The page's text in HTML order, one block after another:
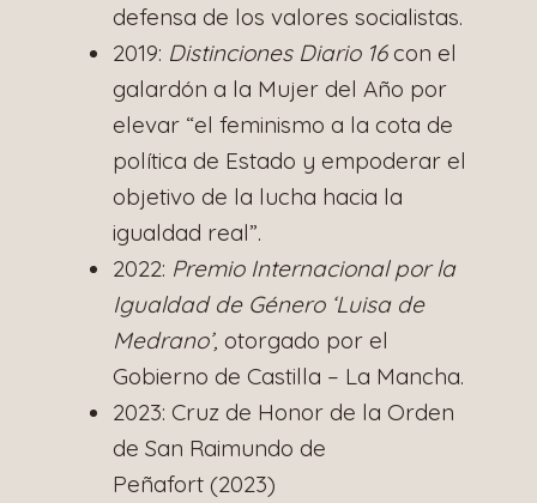
defensa de los valores socialistas.​
2019: Distinciones Diario 16con el
galardón a la Mujer del Año por
elevar “el feminismo a la cota de
política de Estado y empoderar el
objetivo de la lucha hacia la
igualdad real”.​
2022: Premio Internacional por la
Igualdad de Género ‘Luisa de
Medrano’, otorgado por el
Gobierno de Castilla – La Mancha.​
2023: Cruz de Honor de la Orden
de San Raimundo de
Peñafort (2023)​